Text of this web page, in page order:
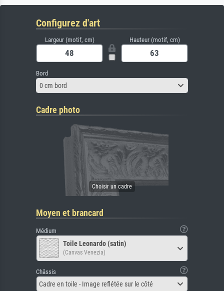
Configurez d'art
Largeur (motif, cm) Hauteur (motif, cm)
Bord
0 cm bord
Cadre photo
Moyen et brancard
Médium
Toile Leonardo (satin)
(Canvas Venezia)
Châssis
Cadre en toile - Image reflétée sur le côté